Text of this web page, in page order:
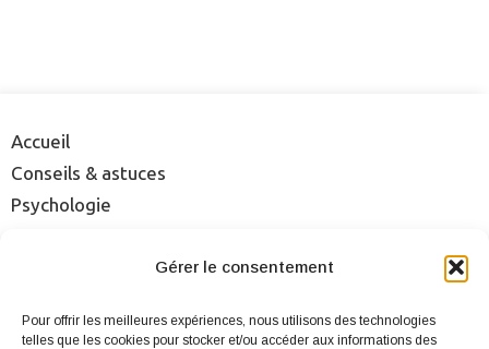
Gérer le consentement
Pour offrir les meilleures expériences, nous utilisons des technologies
telles que les cookies pour stocker et/ou accéder aux informations des
Accueil
Conseils & astuces
Psychologie
Sites & applis